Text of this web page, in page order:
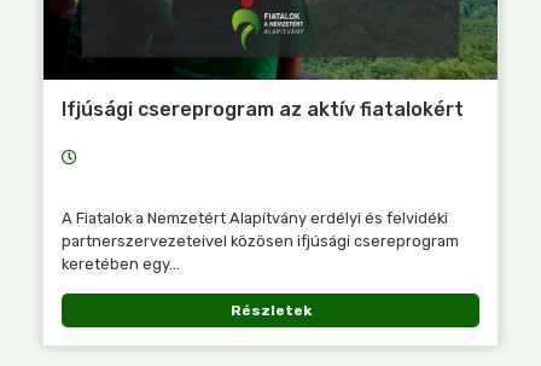
Ifjúsági csereprogram az aktív fiatalokért
A Fiatalok a Nemzetért Alapítvány erdélyi és felvidéki
partnerszervezeteivel közösen ifjúsági csereprogram
keretében egy...
Részletek